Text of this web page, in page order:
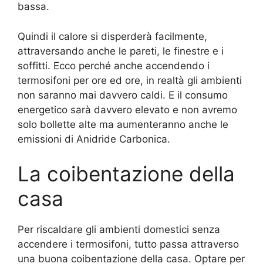
bassa.
Quindi il calore si disperderà facilmente,
attraversando anche le pareti, le finestre e i
soffitti. Ecco perché anche accendendo i
termosifoni per ore ed ore, in realtà gli ambienti
non saranno mai davvero caldi. E il consumo
energetico sarà davvero elevato e non avremo
solo bollette alte ma aumenteranno anche le
emissioni di Anidride Carbonica.
La coibentazione della
casa
Per riscaldare gli ambienti domestici senza
accendere i termosifoni, tutto passa attraverso
una buona coibentazione della casa. Optare per